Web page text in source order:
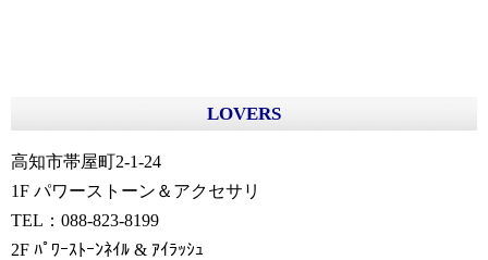
LOVERS
高知市帯屋町2-1-24
1F パワーストーン＆アクセサリ
TEL：088-823-8199
2F ﾊﾟﾜｰｽﾄｰﾝﾈｲﾙ & ｱｲﾗｯｼｭ